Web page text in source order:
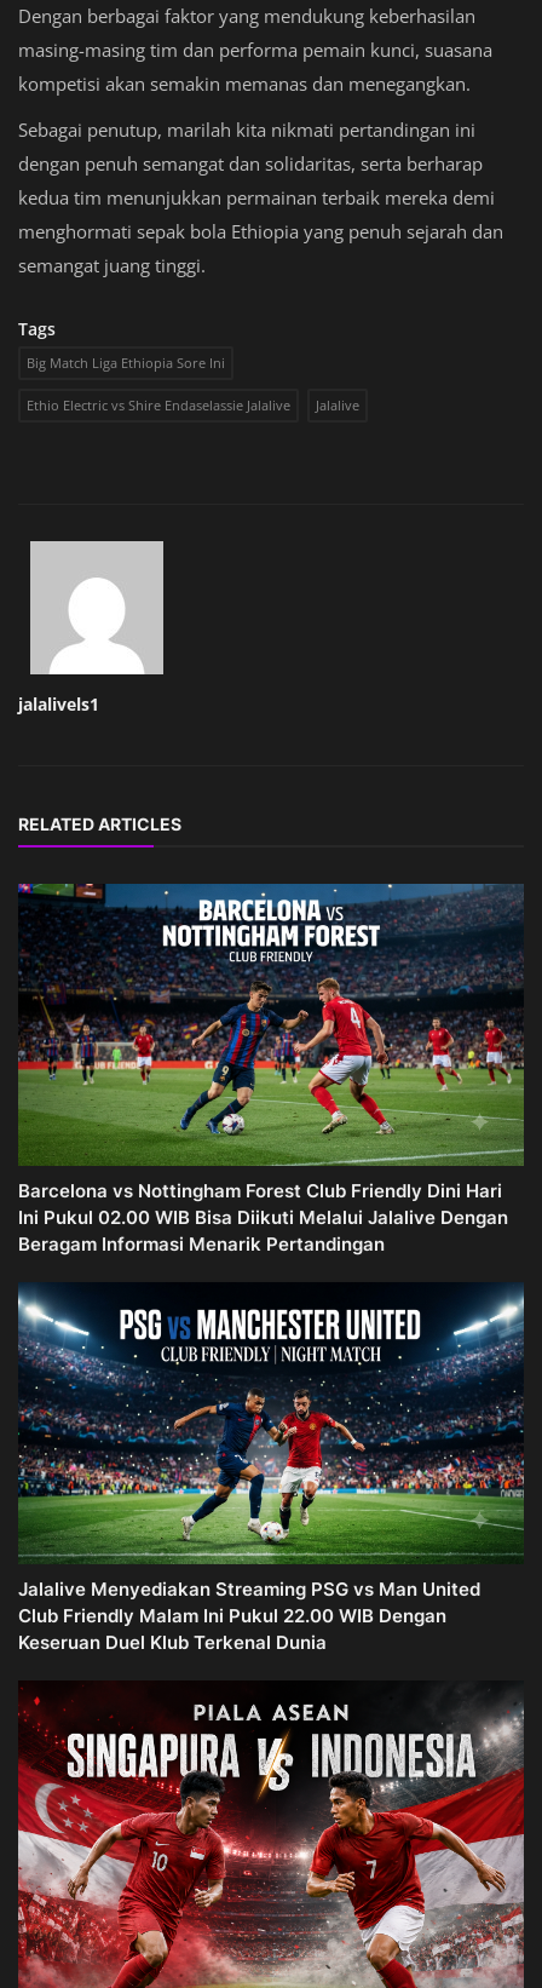
Dengan berbagai faktor yang mendukung keberhasilan
masing-masing tim dan performa pemain kunci, suasana
kompetisi akan semakin memanas dan menegangkan.
Sebagai penutup, marilah kita nikmati pertandingan ini
dengan penuh semangat dan solidaritas, serta berharap
kedua tim menunjukkan permainan terbaik mereka demi
menghormati sepak bola Ethiopia yang penuh sejarah dan
semangat juang tinggi.
Tags
Big Match Liga Ethiopia Sore Ini
Ethio Electric vs Shire Endaselassie Jalalive Jalalive
jalalivels1
RELATED ARTICLES
Barcelona vs Nottingham Forest Club Friendly Dini Hari
Ini Pukul 02.00 WIB Bisa Diikuti Melalui Jalalive Dengan
Beragam Informasi Menarik Pertandingan
Jalalive Menyediakan Streaming PSG vs Man United
Club Friendly Malam Ini Pukul 22.00 WIB Dengan
Keseruan Duel Klub Terkenal Dunia